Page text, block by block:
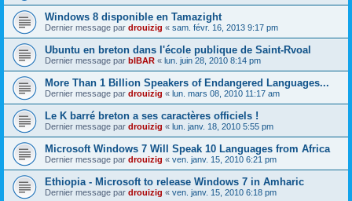
Windows 8 disponible en Tamazight
Dernier message par drouizig « sam. févr. 16, 2013 9:17 pm
Ubuntu en breton dans l'école publique de Saint-Rvoal
Dernier message par bIBAR « lun. juin 28, 2010 8:14 pm
More Than 1 Billion Speakers of Endangered Languages...
Dernier message par drouizig « lun. mars 08, 2010 11:17 am
Le K barré breton a ses caractères officiels !
Dernier message par drouizig « lun. janv. 18, 2010 5:55 pm
Microsoft Windows 7 Will Speak 10 Languages from Africa
Dernier message par drouizig « ven. janv. 15, 2010 6:21 pm
Ethiopia - Microsoft to release Windows 7 in Amharic
Dernier message par drouizig « ven. janv. 15, 2010 6:18 pm